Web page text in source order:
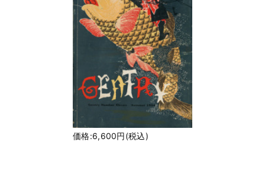
価格:6,600円(税込)